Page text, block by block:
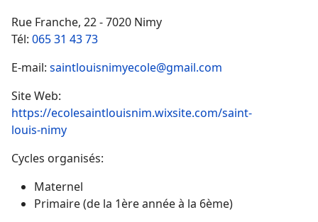
Rue Franche, 22 - 7020 Nimy
Tél: 065 31 43 73
E-mail: saintlouisnimyecole@gmail.com
Site Web:
https://ecolesaintlouisnim.wixsite.com/saint-
louis-nimy
Cycles organisés:
Maternel
Primaire (de la 1ère année à la 6ème)